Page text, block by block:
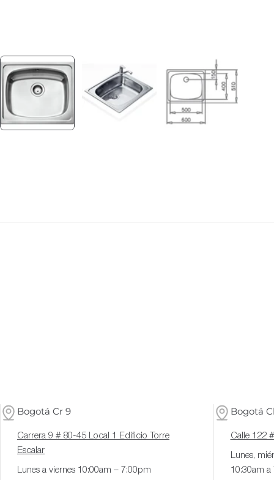
Bogotá Cr 9
Carrera 9 # 80-45 Local 1 Edificio Torre
Escalar
Lunes a viernes 10:00am – 7:00pm
Bogotá
Calle 122
Lunes,
10:30am a